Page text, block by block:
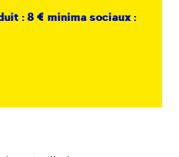
: 8 € minima sociaux :